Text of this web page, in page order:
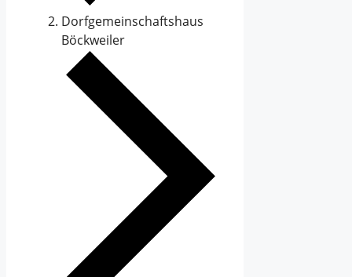
Dorfgemeinschaftshaus
Böckweiler